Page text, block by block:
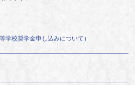
学校奨学金申し込みについて）